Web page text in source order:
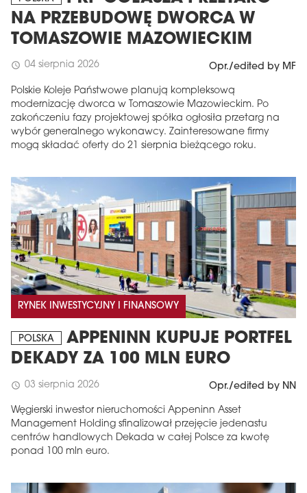
NA PRZEBUDOWĘ DWORCA W
TOMASZOWIE MAZOWIECKIM
schedule 04 sierpnia 2026 Opr./edited by MF
Polskie Koleje Państwowe planują kompleksową
modernizację dworca w Tomaszowie Mazowieckim. Po
zakończeniu fazy projektowej spółka ogłosiła przetarg na
wybór generalnego wykonawcy. Zainteresowane firmy
mogą składać oferty do 21 sierpnia bieżącego roku.
RYNEK INWESTYCYJNY I FINANSOWY
POLSKA
APPENINN KUPUJE PORTFEL
DEKADY ZA 100 MLN EURO
schedule 03 sierpnia 2026 Opr./edited by NN
Węgierski inwestor nieruchomości Appeninn Asset
Management Holding sfinalizował przejęcie jedenastu
centrów handlowych Dekada w całej Polsce za kwotę
ponad 100 mln euro.